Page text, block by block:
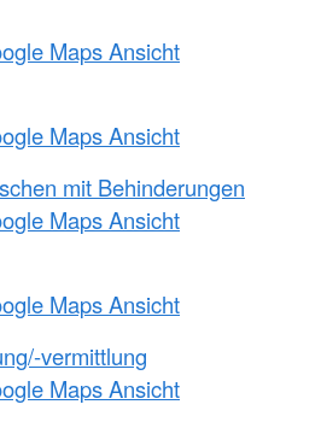
Maps Ansicht
Maps Ansicht
mit Behinderungen
Maps Ansicht
Maps Ansicht
vermittlung
Maps Ansicht